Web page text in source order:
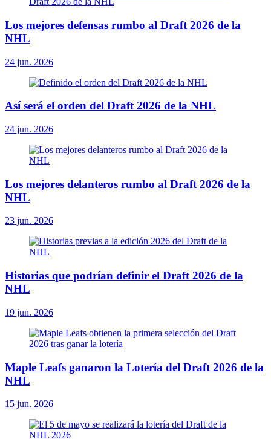
Los mejores defensas rumbo al Draft 2026 de la
NHL
24 jun. 2026
Así será el orden del Draft 2026 de la NHL
24 jun. 2026
Los mejores delanteros rumbo al Draft 2026 de la
NHL
23 jun. 2026
Historias que podrían definir el Draft 2026 de la
NHL
19 jun. 2026
Maple Leafs ganaron la Lotería del Draft 2026 de la
NHL
15 jun. 2026